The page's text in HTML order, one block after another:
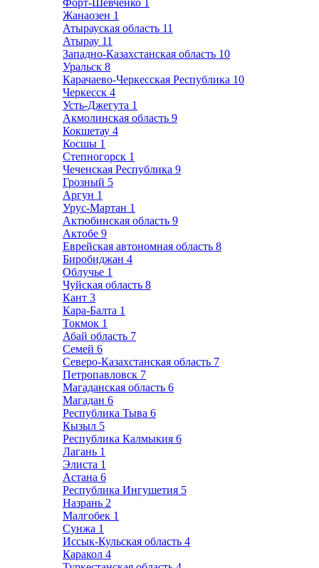
Форт-Шевченко 1
Жанаозен 1
Атырауская область 11
Атырау 11
Западно-Казахстанская область 10
Уральск 8
Карачаево-Черкесская Республика 10
Черкесск 4
Усть-Джегута 1
Акмолинская область 9
Кокшетау 4
Косшы 1
Степногорск 1
Чеченская Республика 9
Грозный 5
Аргун 1
Урус-Мартан 1
Актюбинская область 9
Актобе 9
Еврейская автономная область 8
Биробиджан 4
Облучье 1
Чуйская область 8
Кант 3
Кара-Балта 1
Токмок 1
Абай область 7
Семей 6
Северо-Казахстанская область 7
Петропавловск 7
Магаданская область 6
Магадан 6
Республика Тыва 6
Кызыл 5
Республика Калмыкия 6
Лагань 1
Элиста 1
Астана 6
Республика Ингушетия 5
Назрань 2
Малгобек 1
Сунжа 1
Иссык-Кульская область 4
Каракол 4